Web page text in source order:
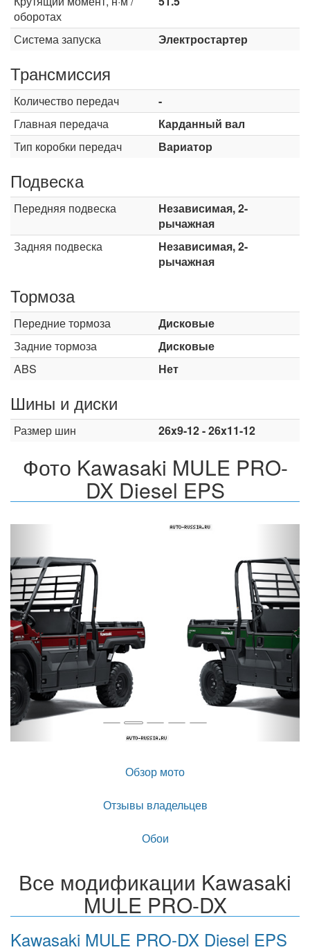
оборотах
Система запуска Электростартер
Трансмиссия
Количество передач
-
Главная передача
Карданный вал
Тип коробки передач
Вариатор
Подвеска
Передняя подвеска
Независимая, 2-
рычажная
Задняя подвеска
Независимая, 2-
рычажная
Тормоза
Передние тормоза
Дисковые
Задние тормоза
Дисковые
ABS
Нет
Шины и диски
Размер шин 26x9-12 - 26x11-12
Фото Kawasaki MULE PRO-
DX Diesel EPS
Обзор мото
Отзывы владельцев
Обои
Все модификации Kawasaki
MULE PRO-DX
Kawasaki MULE PRO-DX Diesel EPS